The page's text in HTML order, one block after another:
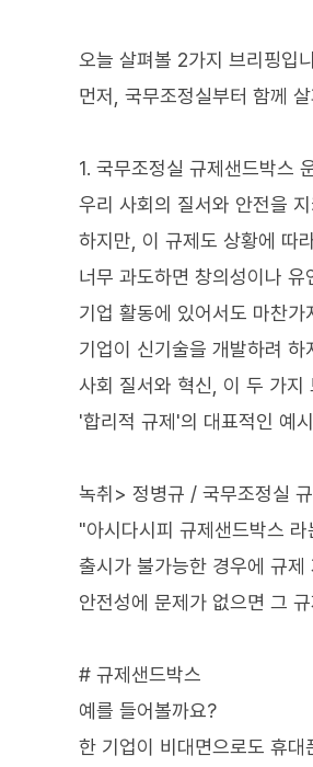
오늘 살펴볼 2가지 브리핑입
먼저, 국무조정실부터 함께
1. 국무조정실 규제샌드박스
우리 사회의 질서와 안전을
하지만, 이 규제도 상황에 따
너무 과도하면 창의성이나
기업 활동에 있어서도 마찬가
기업이 신기술을 개발하려
사회 질서와 혁신, 이 두 가지
'합리적 규제'의 대표적인 예
녹취> 정병규 / 국무조정실
"아시다시피 규제샌드박스
출시가 불가능한 경우에 규
안전성에 문제가 없으면 그
# 규제샌드박스
예를 들어볼까요?
한 기업이 비대면으로도 휴